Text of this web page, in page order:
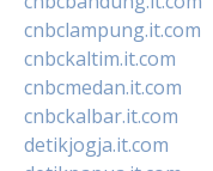
cnbclampung.it.com
cnbckaltim.it.com
cnbcmedan.it.com
cnbckalbar.it.com
detikjogja.it.com